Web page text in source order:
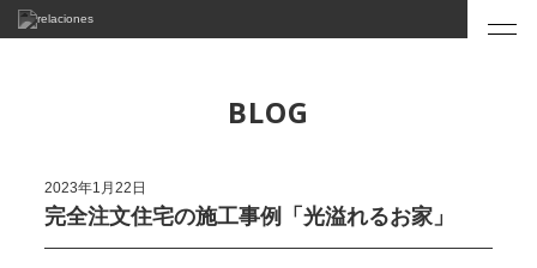
BLOG
2023年1月22日
完全注文住宅の施工事例「光溢れるお家」